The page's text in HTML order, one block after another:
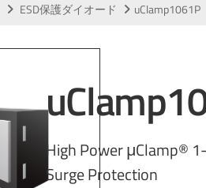
ESD保護ダイオード uClamp1061P
High Power μClamp®
Surge Protection